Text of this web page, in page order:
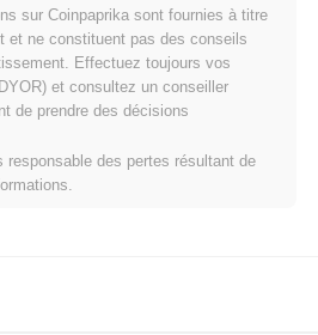
~100.00%en dessous de son ATH .
t-il par rapport au marché
jours, FSL a a gagné
qui a affiché une baisse de
0.10%
. Cela
solide de l'action des prix de FSL par
marché plus large.
sur Coinpaprika sont fournies à titre
et ne constituent pas des conseils
Effectuez toujours vos
et consultez un conseiller
de prendre des décisions
responsable des pertes résultant de